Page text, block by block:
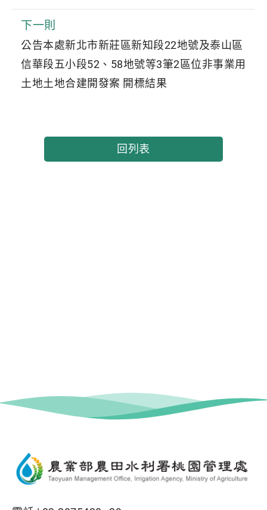
下一則
公告本處新北市新莊區新知段22地號及泰山區
信華段五小段52、58地號等3筆2區位非事業用
土地土地合建開發案 開標結果
回列表